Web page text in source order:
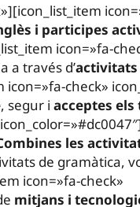
i participes
icon=»fa-
a través d’
icon=»fa-check»
, segur i acceptes els
les
de gramàtica,
icon=»fa-check»
mitjans i